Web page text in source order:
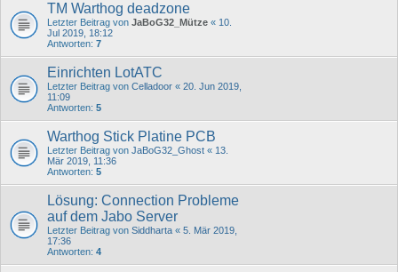
TM Warthog deadzone
Letzter Beitrag von JaBoG32_Mütze « 10.
Jul 2019, 18:12
Antworten: 7
Einrichten LotATC
Letzter Beitrag von Celladoor « 20. Jun 2019,
11:09
Antworten: 5
Warthog Stick Platine PCB
Letzter Beitrag von JaBoG32_Ghost « 13.
Mär 2019, 11:36
Antworten: 5
Lösung: Connection Probleme
auf dem Jabo Server
Letzter Beitrag von Siddharta « 5. Mär 2019,
17:36
Antworten: 4